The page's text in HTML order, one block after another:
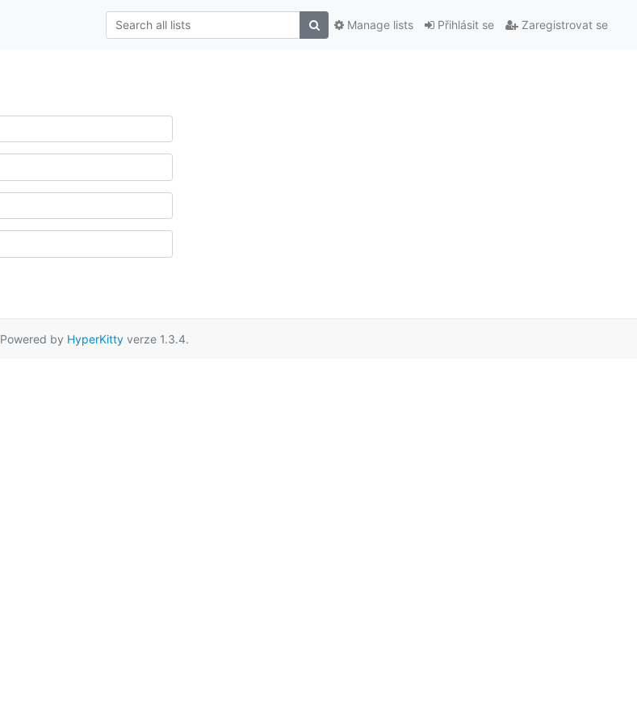
Přihlásit se Zaregistrovat se
Manage lists
Powered by HyperKitty verze 1.3.4.